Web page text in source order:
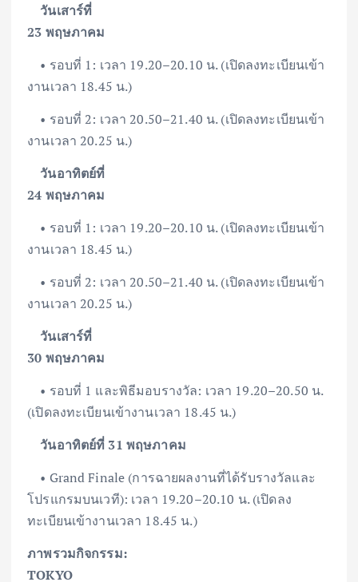
วันเสาร์ที่
23 พฤษภาคม
• รอบที่ 1: เวลา 19.20–20.10 น. (เปิดลงทะเบียนเข้า
งานเวลา 18.45 น.)
• รอบที่ 2: เวลา 20.50–21.40 น. (เปิดลงทะเบียนเข้า
งานเวลา 20.25 น.)
วันอาทิตย์ที่
24 พฤษภาคม
• รอบที่ 1: เวลา 19.20–20.10 น. (เปิดลงทะเบียนเข้า
งานเวลา 18.45 น.)
• รอบที่ 2: เวลา 20.50–21.40 น. (เปิดลงทะเบียนเข้า
งานเวลา 20.25 น.)
วันเสาร์ที่
30 พฤษภาคม
• รอบที่ 1 และพิธีมอบรางวัล: เวลา 19.20–20.50 น.
(เปิดลงทะเบียนเข้างานเวลา 18.45 น.)
วันอาทิตย์ที่ 31 พฤษภาคม
• Grand Finale (การฉายผลงานที่ได้รับรางวัลและ
โปรแกรมบนเวที): เวลา 19.20–20.10 น. (เปิดลง
ทะเบียนเข้างานเวลา 18.45 น.)
ภาพรวมกิจกรรม:
TOKYO